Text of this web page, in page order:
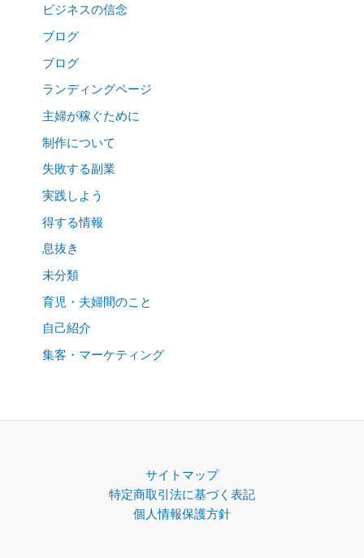
ビジネスの信念
ブログ
ブログ
ランディングページ
主婦が稼ぐために
制作について
失敗する副業
実践しよう
得する情報
息抜き
未分類
育児・夫婦間のこと
自己紹介
集客・マーケティング
サイトマップ
特定商取引法に基づく表記
個人情報保護方針